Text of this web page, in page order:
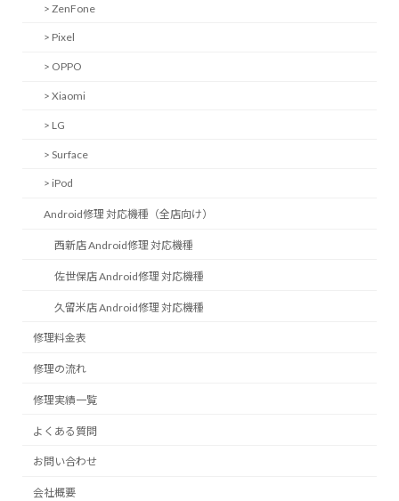
> ZenFone
> Pixel
> OPPO
> Xiaomi
> LG
> Surface
> iPod
Android修理 対応機種（全店向け）
西新店 Android修理 対応機種
佐世保店 Android修理 対応機種
久留米店 Android修理 対応機種
修理料金表
修理の流れ
修理実績一覧
よくある質問
お問い合わせ
会社概要